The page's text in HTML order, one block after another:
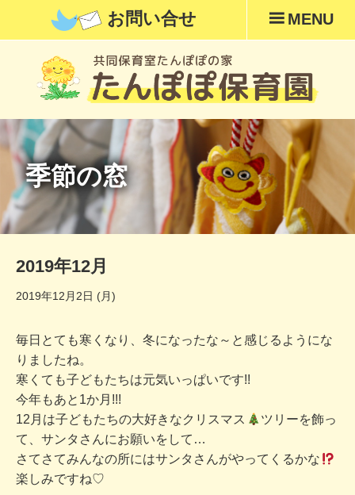
お問い合せ MENU
季節の窓
2019年12月
2019年12月2日 (月)
毎日とても寒くなり、冬になったな～と感じるようにな
りましたね。
寒くても子どもたちは元気いっぱいです!!
今年もあと1か月!!!
12月は子どもたちの大好きなクリスマス
ツリーを飾っ
て、サンタさんにお願いをして…
さてさてみんなの所にはサンタさんがやってくるかな
楽しみですね♡